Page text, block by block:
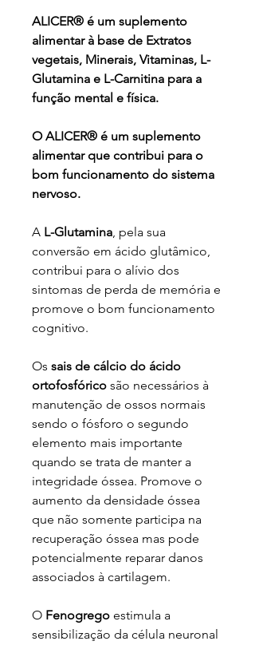
ALICER® é um suplemento
alimentar à base de Extratos
vegetais, Minerais, Vitaminas, L-
Glutamina e L-Carnitina para a
função mental e física.
O ALICER® é um suplemento
alimentar que contribui para o
bom funcionamento do sistema
nervoso.
A L-Glutamina, pela sua
conversão em ácido glutâmico,
contribui para o alívio dos
sintomas de perda de memória e
promove o bom funcionamento
cognitivo.
Os sais de cálcio do ácido
ortofosfórico são necessários à
manutenção de ossos normais
sendo o fósforo o segundo
elemento mais importante
quando se trata de manter a
integridade óssea. Promove o
aumento da densidade óssea
que não somente participa na
recuperação óssea mas pode
potencialmente reparar danos
associados à cartilagem.
O Fenogrego estimula a
sensibilização da célula neuronal